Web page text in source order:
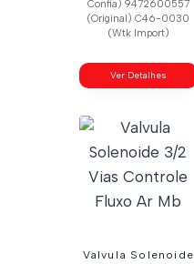
Confia) 9472600557
(Original) C46-0030
(Wtk Import)
Ver Detalhes
Valvula Solenoide